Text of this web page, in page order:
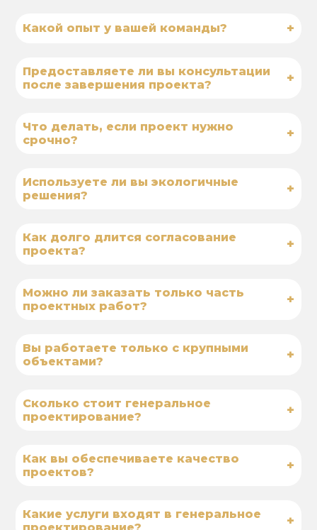
Какой опыт у вашей команды? +
Предоставляете ли вы консультации
после завершения проекта?
+
Что делать, если проект нужно
срочно?
+
Используете ли вы экологичные
решения?
+
Как долго длится согласование
проекта?
+
Можно ли заказать только часть
проектных работ?
+
Вы работаете только с крупными
объектами?
+
Сколько стоит генеральное
проектирование?
+
Как вы обеспечиваете качество
проектов?
+
Какие услуги входят в генеральное
проектирование?
+